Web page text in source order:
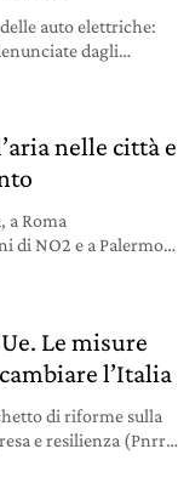
auto elettriche:
dagli
nelle città e
a Roma
di NO2 e a Palermo
Le misure
l’Italia
di riforme sulla
e resilienza (Pnrr).